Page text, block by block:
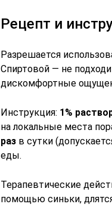
Рецепт и
Разрешается
Спиртовой — не
дискомфортные
Инструкция: 1%
на локальные места
раз в сутки
еды.
Терапевтические
помощью синьки,